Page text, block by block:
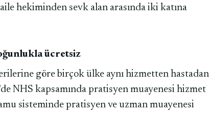
hekiminden sevk alan arasında iki katına
ücretsiz
göre birçok ülke aynı hizmetten hastadan
NHS kapsamında pratisyen muayenesi hizmet
sisteminde pratisyen ve uzman muayenesi